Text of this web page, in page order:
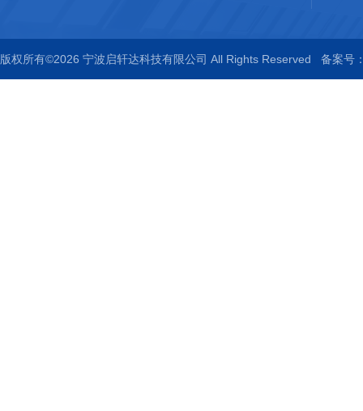
版权所有©2026 宁波启轩达科技有限公司 All Rights Reserved 备案号